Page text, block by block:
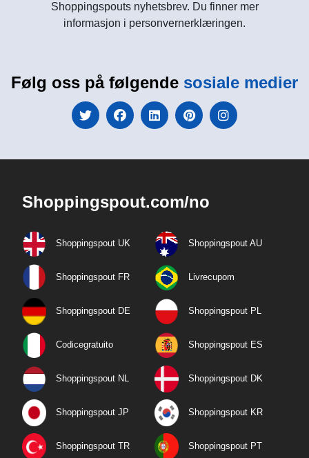
Shoppingspouts nyhetsbrev. Du finner mer
informasjon i personvernerklæringen.
Følg oss på følgende sosiale medier
Shoppingspout.com/no
Shoppingspout UK Shoppingspout AU
Shoppingspout FR Livrecupom
Shoppingspout DE Shoppingspout PL
Codicegratuito Shoppingspout ES
Shoppingspout NL Shoppingspout DK
Shoppingspout JP Shoppingspout KR
Shoppingspout TR Shoppingspout PT